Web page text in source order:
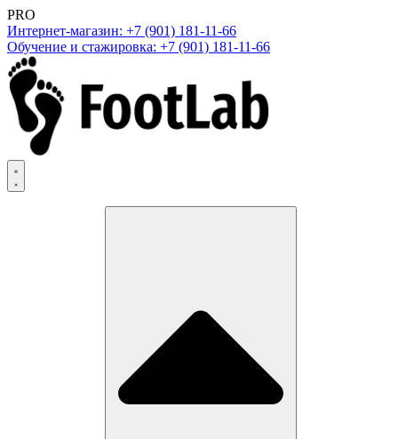
PRO
Интернет-магазин: +7 (901) 181-11-66
Обучение и стажировка: +7 (901) 181-11-66